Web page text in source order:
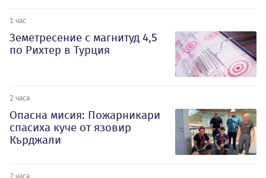
1 час
Земетресение с магнитуд 4,5
по Рихтер в Турция
2 часа
Опасна мисия: Пожарникари
спасиха куче от язовир
Кърджали
2 часа